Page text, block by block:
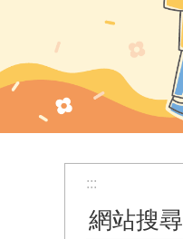
:::
網站搜尋